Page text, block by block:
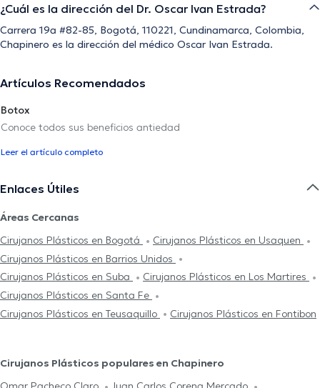
¿Cuál es la dirección del Dr. Oscar Ivan Estrada?
Carrera 19a #82-85, Bogotá, 110221, Cundinamarca, Colombia,
Chapinero es la dirección del médico Oscar Ivan Estrada.
Artículos Recomendados
Botox
Conoce todos sus beneficios antiedad
Leer el artículo completo
Enlaces Útiles
Áreas Cercanas
Cirujanos Plásticos en Bogotá
Cirujanos Plásticos en Usaquen
Cirujanos Plásticos en Barrios Unidos
Cirujanos Plásticos en Suba
Cirujanos Plásticos en Los Martires
Cirujanos Plásticos en Santa Fe
Cirujanos Plásticos en Teusaquillo
Cirujanos Plásticos en Fontibon
Cirujanos Plásticos populares en Chapinero